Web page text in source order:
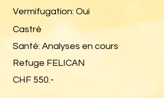
Vermifugation: Oui
Castré
Santé: Analyses en cours
Refuge FELICAN
CHF 550.-